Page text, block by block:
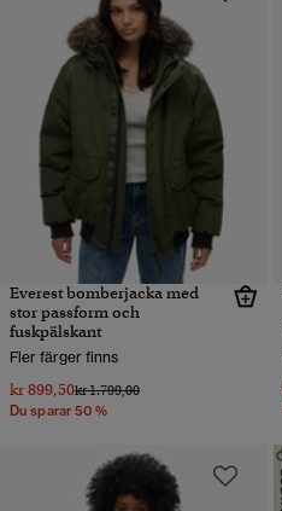
Everest bomberjacka med
stor passform och
fuskpälskant
Fler färger finns
kr 899,50Pris reducerat från
kr 1.799,00till
Du sparar 50 %